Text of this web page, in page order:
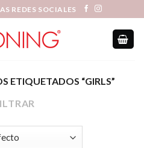
REDES SOCIALES
ETIQUETADOS “GIRLS”